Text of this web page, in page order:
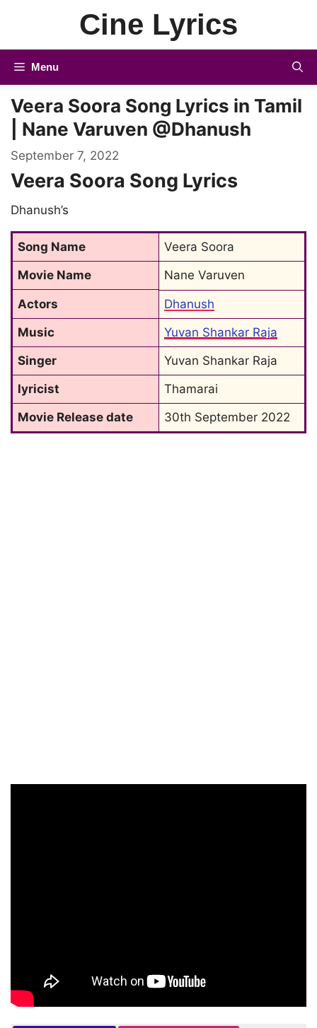
Cine Lyrics
Menu
Veera Soora Song Lyrics in Tamil
| Nane Varuven @Dhanush
September 7, 2022
Veera Soora Song Lyrics
Dhanush’s
Song Name
Veera Soora
Movie Name
Nane Varuven
Actors
Dhanush
Music
Yuvan Shankar Raja
Singer
Yuvan Shankar Raja
lyricist
Thamarai
Movie Release date
30th September 2022